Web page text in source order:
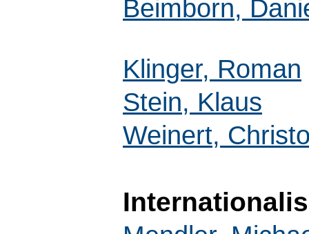
Beimborn,
Klinger, Roman
Stein, Klaus
Weinert,